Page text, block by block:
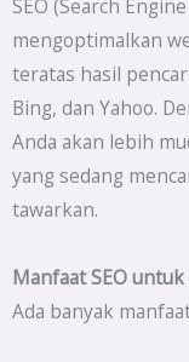
SEO (Search
mengoptimalkan
teratas hasil
Bing, dan Yahoo.
Anda akan lebih
yang sedang
tawarkan.
Manfaat SEO
Ada banyak